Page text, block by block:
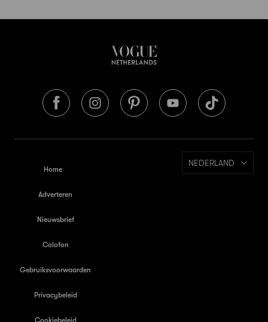
Home
Adverteren
Nieuwsbrief
Colofon
Gebruiksvoorwaarden
Privacybeleid
Cookiebeleid
NEDERLAND